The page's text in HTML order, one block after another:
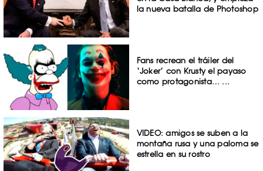
la nueva batalla de Photoshop
Fans recrean el tráiler del
‘Joker’ con Krusty el payaso
como protagonista… ...
VIDEO: amigos se suben a la
montaña rusa y una paloma se
estrella en su rostro